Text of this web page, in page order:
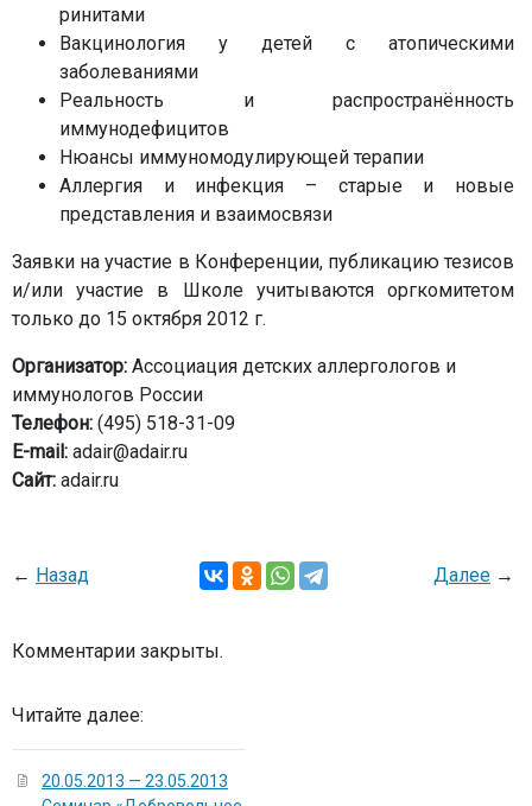
ринитами
Вакцинология у детей с атопическими
заболеваниями
Реальность и распространённость
иммунодефицитов
Нюансы иммуномодулирующей терапии
Аллергия и инфекция – старые и новые
представления и взаимосвязи
Заявки на участие в Конференции, публикацию тезисов
и/или участие в Школе учитываются оргкомитетом
только до 15 октября 2012 г.
Организатор: Ассоциация детских аллергологов и
иммунологов России
Телефон: (495) 518-31-09
E-mail: adair@adair.ru
Сайт: adair.ru
← Назад Далее →
Комментарии закрыты.
Читайте далее:
20.05.2013 — 23.05.2013